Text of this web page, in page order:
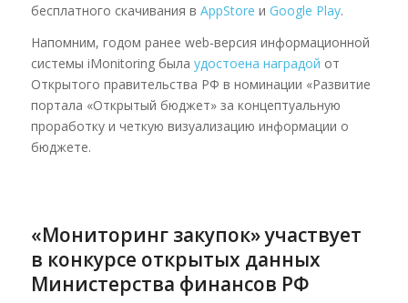
бесплатного скачивания в AppStore и Google Play.
Напомним, годом ранее web-версия информационной
системы iMonitoring была удостоена наградой от
Открытого правительства РФ в номинации «Развитие
портала «Открытый бюджет» за концептуальную
проработку и четкую визуализацию информации о
бюджете.
«Мониторинг закупок» участвует
в конкурсе открытых данных
Министерства финансов РФ